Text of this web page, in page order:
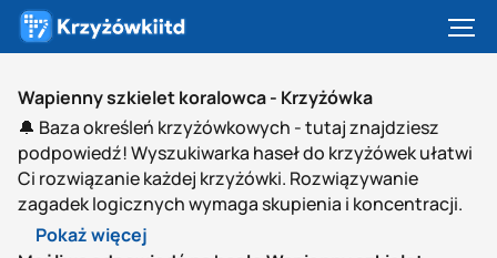
Wapienny szkielet koralowca - Krzyżówka
🔔 Baza określeń krzyżówkowych - tutaj znajdziesz
podpowiedź! Wyszukiwarka haseł do krzyżówek ułatwi
Ci rozwiązanie każdej krzyżówki. Rozwiązywanie
zagadek logicznych wymaga skupienia i koncentracji.
Pokaż więcej